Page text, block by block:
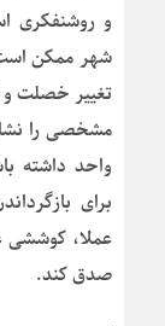
و روشنفکری
شهر ممکن
تغییر خصلت
مشخصی را
واحد داشته
برای
عملا، کوششی
صدق کند.